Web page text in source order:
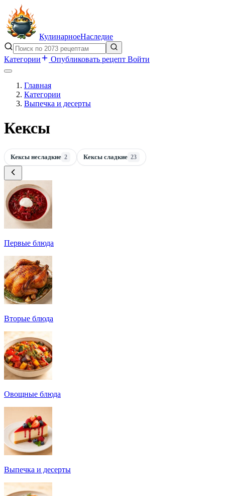
КулинарноеНаследие
Категории Опубликовать рецепт Войти
Главная
Категории
Выпечка и десерты
Кексы
Кексы несладкие 2 Кексы сладкие 23
Первые блюда
Вторые блюда
Овощные блюда
Выпечка и десерты